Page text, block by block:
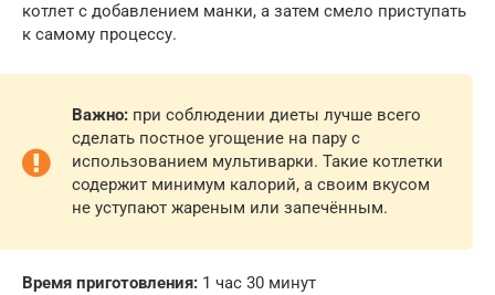
котлет с добавлением манки, а затем смело приступать
к самому процессу.
Важно: при соблюдении диеты лучше всего
сделать постное угощение на пару с
использованием мультиварки. Такие котлетки
содержит минимум калорий, а своим вкусом
не уступают жареным или запечённым.
Время приготовления: 1 час 30 минут